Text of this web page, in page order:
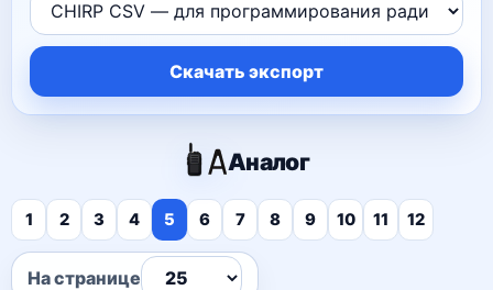
Скачать экспорт
Аналог
1 2 3 4 5 6 7 8 9 10 11 12
На странице